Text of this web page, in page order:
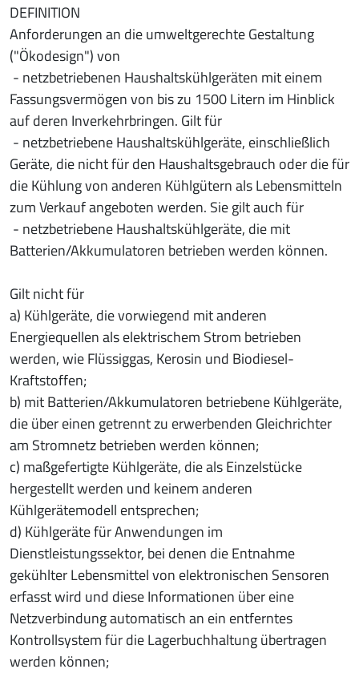
DEFINITION
Anforderungen an die umweltgerechte Gestaltung
("Ökodesign") von
- netzbetriebenen Haushaltskühlgeräten mit einem
Fassungsvermögen von bis zu 1500 Litern im Hinblick
auf deren Inverkehrbringen. Gilt für
- netzbetriebene Haushaltskühlgeräte, einschließlich
Geräte, die nicht für den Haushaltsgebrauch oder die für
die Kühlung von anderen Kühlgütern als Lebensmitteln
zum Verkauf angeboten werden. Sie gilt auch für
- netzbetriebene Haushaltskühlgeräte, die mit
Batterien/Akkumulatoren betrieben werden können.
Gilt nicht für
a) Kühlgeräte, die vorwiegend mit anderen
Energiequellen als elektrischem Strom betrieben
werden, wie Flüssiggas, Kerosin und Biodiesel-
Kraftstoffen;
b) mit Batterien/Akkumulatoren betriebene Kühlgeräte,
die über einen getrennt zu erwerbenden Gleichrichter
am Stromnetz betrieben werden können;
c) maßgefertigte Kühlgeräte, die als Einzelstücke
hergestellt werden und keinem anderen
Kühlgerätemodell entsprechen;
d) Kühlgeräte für Anwendungen im
Dienstleistungssektor, bei denen die Entnahme
gekühlter Lebensmittel von elektronischen Sensoren
erfasst wird und diese Informationen über eine
Netzverbindung automatisch an ein entferntes
Kontrollsystem für die Lagerbuchhaltung übertragen
werden können;